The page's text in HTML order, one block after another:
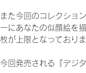
また今回のコレクショ
ーにあなたの似顔絵を
枚が上限となっておりま
今回発売される『デジ